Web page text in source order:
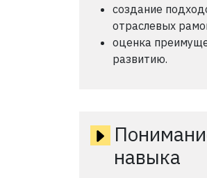
создание
отраслевых
оценка
развитию.
навыка